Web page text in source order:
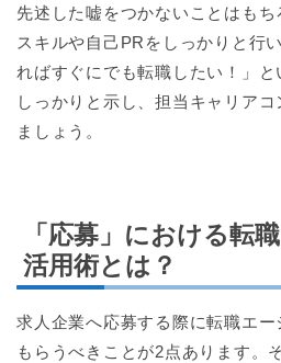
先述した嘘をつかないことはも
スキルや自己PRをしっかりと行
ればすぐにでも転職したい！」
しっかりと示し、担当キャリア
ましょう。
「応募」における転
活用術とは？
求人企業へ応募する際に転職エ
もらうべきことが2点あります。